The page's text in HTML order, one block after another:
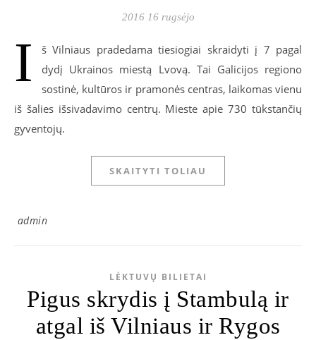
2016 16 rugsėjo
I
š Vilniaus pradedama tiesiogiai skraidyti į 7 pagal
dydį Ukrainos miestą Lvovą. Tai Galicijos regiono
sostinė, kultūros ir pramonės centras, laikomas vienu
iš šalies išsivadavimo centrų. Mieste apie 730 tūkstančių
gyventojų.
SKAITYTI TOLIAU
admin
LĖKTUVŲ BILIETAI
Pigus skrydis į Stambulą ir
atgal iš Vilniaus ir Rygos